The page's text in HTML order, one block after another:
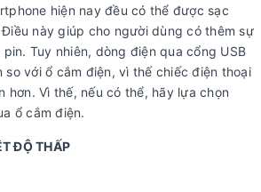
hiện nay đều có thể được sạc
này giúp cho người dùng có thêm sự
Tuy nhiên, dòng điện qua cổng USB
với ổ cắm điện, vì thế chiếc điện thoại
hơn. Vì thế, nếu có thể, hãy lựa chọn
ổ cắm điện.
ĐỘ THẤP